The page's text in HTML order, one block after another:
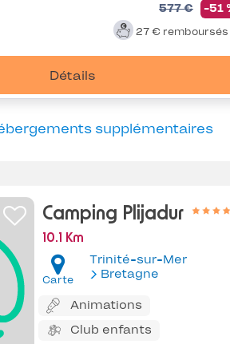
577 € -51
27 € remboursés
Détails
supplémentaires
Camping Plijadur
10.1 Km
Carte
Trinité-sur-Mer
Bretagne
Animations
Club enfants